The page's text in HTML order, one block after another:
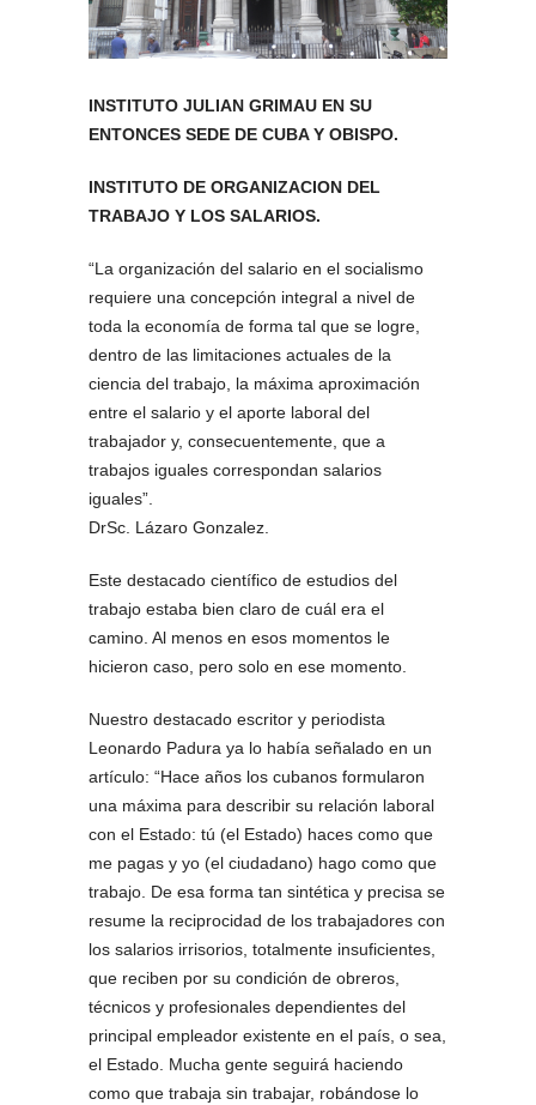
INSTITUTO JULIAN GRIMAU EN SU
ENTONCES SEDE DE CUBA Y OBISPO.
INSTITUTO DE ORGANIZACION DEL
TRABAJO Y LOS SALARIOS.
“La organización del salario en el socialismo
requiere una concepción integral a nivel de
toda la economía de forma tal que se logre,
dentro de las limitaciones actuales de la
ciencia del trabajo, la máxima aproximación
entre el salario y el aporte laboral del
trabajador y, consecuentemente, que a
trabajos iguales correspondan salarios
iguales”.
DrSc. Lázaro Gonzalez.
Este destacado científico de estudios del
trabajo estaba bien claro de cuál era el
camino. Al menos en esos momentos le
hicieron caso, pero solo en ese momento.
Nuestro destacado escritor y periodista
Leonardo Padura ya lo había señalado en un
artículo: “Hace años los cubanos formularon
una máxima para describir su relación laboral
con el Estado: tú (el Estado) haces como que
me pagas y yo (el ciudadano) hago como que
trabajo. De esa forma tan sintética y precisa se
resume la reciprocidad de los trabajadores con
los salarios irrisorios, totalmente insuficientes,
que reciben por su condición de obreros,
técnicos y profesionales dependientes del
principal empleador existente en el país, o sea,
el Estado. Mucha gente seguirá haciendo
como que trabaja sin trabajar, robándose lo